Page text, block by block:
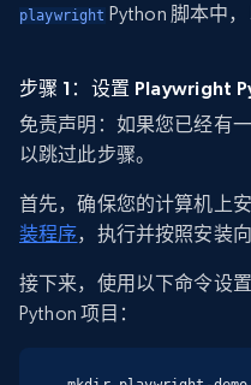
playwright Python 脚本中
步骤 1：设置 Playwright
免责声明：如果您已经有
以跳过此步骤。
首先，确保您的计算机上
装程序，执行并按照安装向
接下来，使用以下命令设
Python 项目：